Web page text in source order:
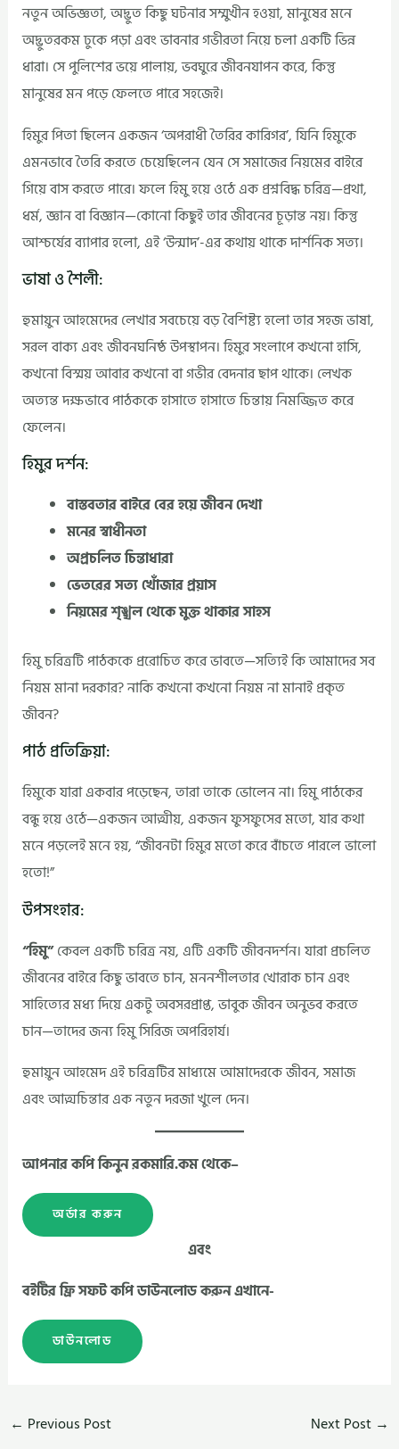
নতুন অভিজ্ঞতা, অদ্ভুত কিছু ঘটনার সম্মুখীন হওয়া, মানুষের মনে
অদ্ভুতরকম ঢুকে পড়া এবং ভাবনার গভীরতা নিয়ে চলা একটি ভিন্ন
ধারা। সে পুলিশের ভয়ে পালায়, ভবঘুরে জীবনযাপন করে, কিন্তু
মানুষের মন পড়ে ফেলতে পারে সহজেই।
হিমুর পিতা ছিলেন একজন ‘অপরাধী তৈরির কারিগর’, যিনি হিমুকে
এমনভাবে তৈরি করতে চেয়েছিলেন যেন সে সমাজের নিয়মের বাইরে
গিয়ে বাস করতে পারে। ফলে হিমু হয়ে ওঠে এক প্রশ্নবিদ্ধ চরিত্র—প্রথা,
ধর্ম, জ্ঞান বা বিজ্ঞান—কোনো কিছুই তার জীবনের চূড়ান্ত নয়। কিন্তু
আশ্চর্যের ব্যাপার হলো, এই ‘উন্মাদ’-এর কথায় থাকে দার্শনিক সত্য।
ভাষা ও শৈলী:
হুমায়ুন আহমেদের লেখার সবচেয়ে বড় বৈশিষ্ট্য হলো তার সহজ ভাষা,
সরল বাক্য এবং জীবনঘনিষ্ঠ উপস্থাপন। হিমুর সংলাপে কখনো হাসি,
কখনো বিস্ময় আবার কখনো বা গভীর বেদনার ছাপ থাকে। লেখক
অত্যন্ত দক্ষভাবে পাঠককে হাসাতে হাসাতে চিন্তায় নিমজ্জিত করে
ফেলেন।
হিমুর দর্শন:
বাস্তবতার বাইরে বের হয়ে জীবন দেখা
মনের স্বাধীনতা
অপ্রচলিত চিন্তাধারা
ভেতরের সত্য খোঁজার প্রয়াস
নিয়মের শৃঙ্খল থেকে মুক্ত থাকার সাহস
হিমু চরিত্রটি পাঠককে প্ররোচিত করে ভাবতে—সত্যিই কি আমাদের সব
নিয়ম মানা দরকার? নাকি কখনো কখনো নিয়ম না মানাই প্রকৃত
জীবন?
পাঠ প্রতিক্রিয়া:
হিমুকে যারা একবার পড়েছেন, তারা তাকে ভোলেন না। হিমু পাঠকের
বন্ধু হয়ে ওঠে—একজন আত্মীয়, একজন ফুসফুসের মতো, যার কথা
মনে পড়লেই মনে হয়, “জীবনটা হিমুর মতো করে বাঁচতে পারলে ভালো
হতো!”
উপসংহার:
“হিমু”কেবল একটি চরিত্র নয়, এটি একটি জীবনদর্শন। যারা প্রচলিত
জীবনের বাইরে কিছু ভাবতে চান, মননশীলতার খোরাক চান এবং
সাহিত্যের মধ্য দিয়ে একটু অবসরপ্রাপ্ত, ভাবুক জীবন অনুভব করতে
চান—তাদের জন্য হিমু সিরিজ অপরিহার্য।
হুমায়ুন আহমেদ এই চরিত্রটির মাধ্যমে আমাদেরকে জীবন, সমাজ
এবং আত্মচিন্তার এক নতুন দরজা খুলে দেন।
আপনার কপি কিনুন রকমারি.কম থেকে–
অর্ডার করুন
এবং
বইটির ফ্রি সফট কপি ডাউনলোড করুন এখানে-
ডাউনলোড
← Previous Post Next Post →